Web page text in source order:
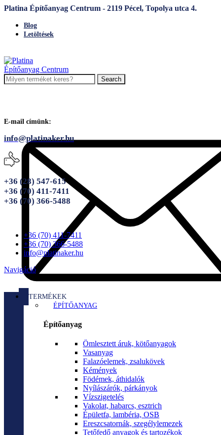
Platina Építőanyag Centrum - 2119 Pécel, Topolya utca 4.
Blog
Letöltések
Search
E-mail címünk:
info@platinaker.hu
+36 (28) 547-615
+36 (70) 411-7411
+36 (70) 366-5488
+36 (70) 411-7411
+36 (70) 366-5488
info@platinaker.hu
Navigáció
TERMÉKEK
ÉPÍTŐANYAG
Építőanyag
Ömlesztett áruk, kötőanyagok
Vasanyag
Falazóelemek, zsalukövek
Kémények
Födémek, áthidalók
Nyílászárók, párkányok
Vízszigetelés
Vakolat, habarcs, esztrich
Épületfa, lambéria, OSB
Ereszcsatornák, szegélylemezek
Tetőfedő anyagok és tartozékok